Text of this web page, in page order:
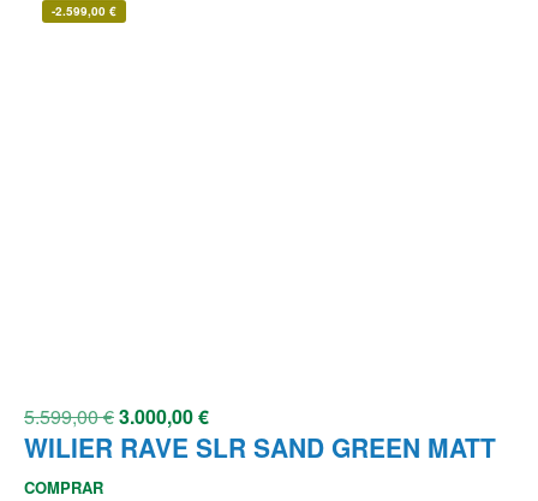
-2.599,00 €
5.599,00€3.000,00€
WILIER RAVE SLR SAND GREEN MATT
COMPRAR